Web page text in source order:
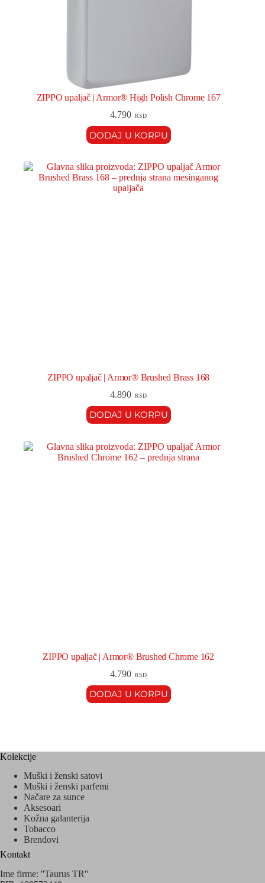
ZIPPO upaljač | Armor® High Polish Chrome 167
4.790 RSD
DODAJ U KORPU
ZIPPO upaljač | Armor® Brushed Brass 168
4.890 RSD
DODAJ U KORPU
ZIPPO upaljač | Armor® Brushed Chrome 162
4.790 RSD
DODAJ U KORPU
Kolekcije
Muški i ženski satovi
Muški i ženski parfemi
Načare za sunce
Aksesoari
Kožna galanterija
Tobacco
Brendovi
Kontakt
Ime firme: ''Taurus TR''